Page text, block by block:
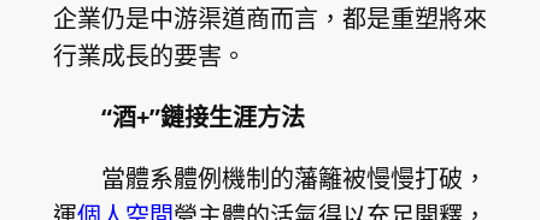
企業仍是中游渠道商而言，都是重塑將來
行業成長的要害。
“酒+”鏈接生涯方法
當體系體例機制的藩籬被慢慢打破，